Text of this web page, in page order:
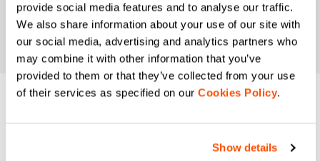
provide social media features and to analyse our traffic.
We also share information about your use of our site with
our social media, advertising and analytics partners who
may combine it with other information that you’ve
provided to them or that they’ve collected from your use
of their services as specified on our Cookies Policy.
Show details
¿NECESITAS
AYUDA?